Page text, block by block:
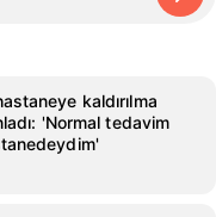
kaldırılma
'Normal tedavim